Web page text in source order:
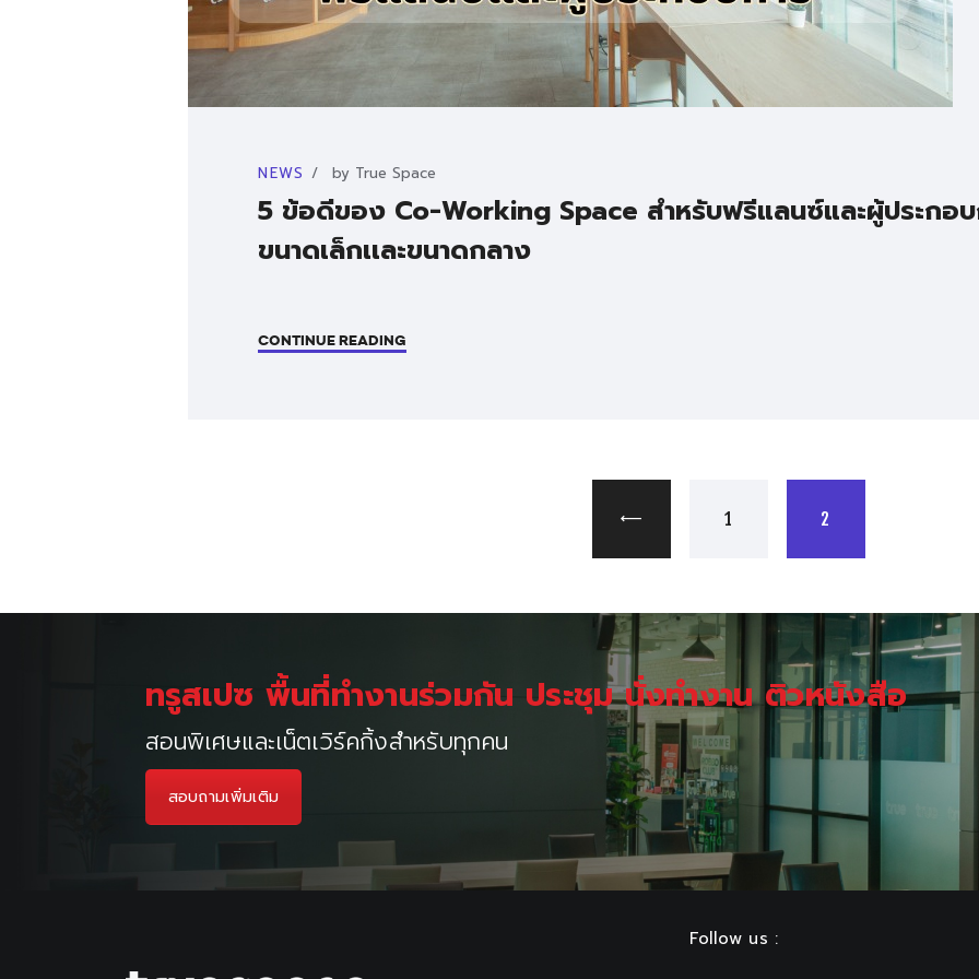
NEWS by True Space
5 ข้อดีของ Co-Working Space สำหรับฟรีแลนซ์และผู้ประกอบ
ขนาดเล็กเเละขนาดกลาง
CONTINUE READING
PAGE
1 PAGE
2
ทรูสเปซ พื้นที่ทำงานร่วมกัน ประชุม นั่งทำงาน ติวหนังสือ
สอนพิเศษและเน็ตเวิร์คกิ้งสำหรับทุกคน
สอบถามเพิ่มเติม
Follow us :